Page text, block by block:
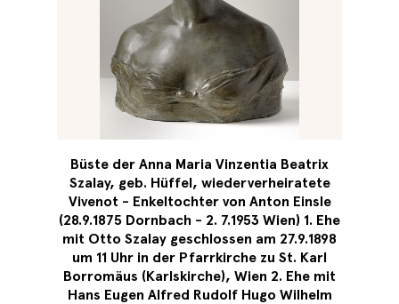
Büste der Anna Maria Vinzentia Beatrix
Szalay, geb. Hüffel, wiederverheiratete
Vivenot - Enkeltochter von Anton Einsle
(28.9.1875 Dornbach - 2. 7.1953 Wien) 1. Ehe
mit Otto Szalay geschlossen am 27.9.1898
um 11 Uhr in der Pfarrkirche zu St. Karl
Borromäus (Karlskirche), Wien 2. Ehe mit
Hans Eugen Alfred Rudolf Hugo Wilhelm